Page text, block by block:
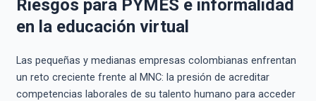
Riesgos para PYMES e informalidad
en la educación virtual
Las pequeñas y medianas empresas colombianas enfrentan
un reto creciente frente al MNC: la presión de acreditar
competencias laborales de su talento humano para acceder